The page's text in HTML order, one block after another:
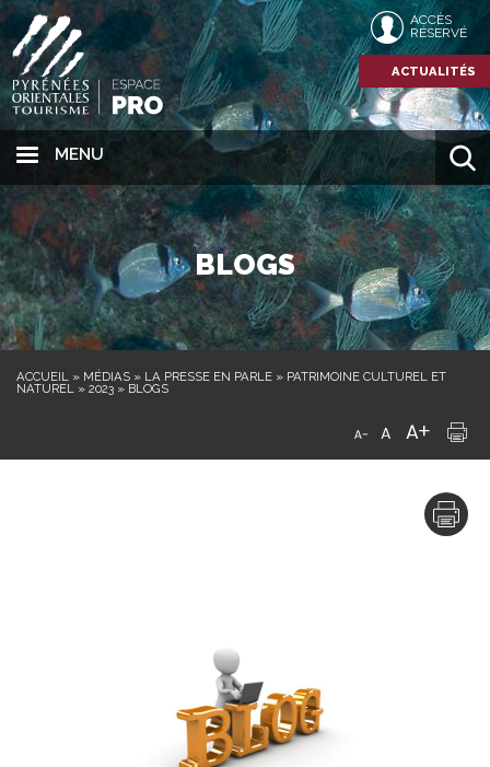
MENU
ACCÈS
RÉSERVÉ
ACTUALITÉS
BLOGS
ACCUEIL » MÉDIAS » LA PRESSE EN PARLE » PATRIMOINE CULTUREL ET
NATUREL » 2023 » BLOGS